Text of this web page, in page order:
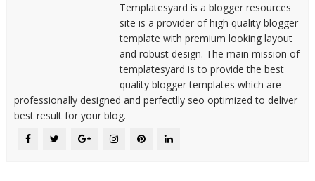
Templatesyard is a blogger resources
site is a provider of high quality blogger
template with premium looking layout
and robust design. The main mission of
templatesyard is to provide the best
quality blogger templates which are
professionally designed and perfectlly seo optimized to deliver
best result for your blog.